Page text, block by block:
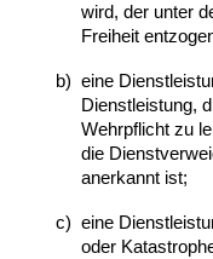
wird, der unter
Freiheit
b) eine
Dienstleistung,
Wehrpflicht zu
die
anerkannt ist;
c) eine
oder